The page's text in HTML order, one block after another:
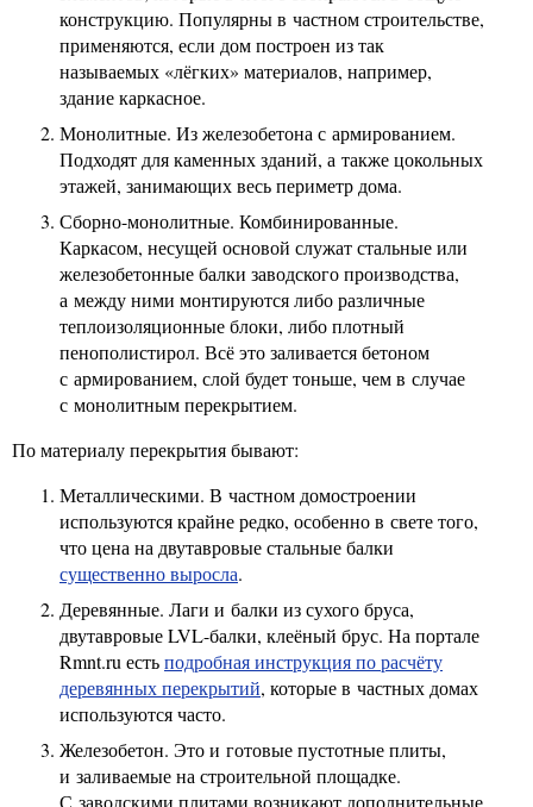
конструкцию. Популярны в частном строительстве,
применяются, если дом построен из так
называемых «лёгких» материалов, например,
здание каркасное.
Монолитные. Из железобетона с армированием.
Подходят для каменных зданий, а также цокольных
этажей, занимающих весь периметр дома.
Сборно-монолитные. Комбинированные.
Каркасом, несущей основой служат стальные или
железобетонные балки заводского производства,
а между ними монтируются либо различные
теплоизоляционные блоки, либо плотный
пенополистирол. Всё это заливается бетоном
с армированием, слой будет тоньше, чем в случае
с монолитным перекрытием.
По материалу перекрытия бывают:
Металлическими. В частном домостроении
используются крайне редко, особенно в свете того,
что цена на двутавровые стальные балки
существенно выросла.
Деревянные. Лаги и балки из сухого бруса,
двутавровые LVL-балки, клеёный брус. На портале
Rmnt.ru естьподробная инструкция по расчёту
деревянных перекрытий, которые в частных домах
используются часто.
Железобетон. Это и готовые пустотные плиты,
и заливаемые на строительной площадке.
С заводскими плитами возникают дополнительные